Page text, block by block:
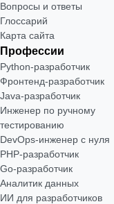
Вопросы и ответы
Глоссарий
Карта сайта
Профессии
Python-разработчик
Фронтенд-разработчик
Java-разработчик
Инженер по ручному
тестированию
DevOps-инженер с нуля
РНР-разработчик
Go-разработчик
Аналитик данных
ИИ для разработчиков